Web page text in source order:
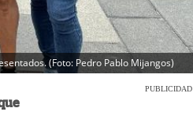
(Foto: Pedro Pablo Mijangos)
PUBLICIDAD